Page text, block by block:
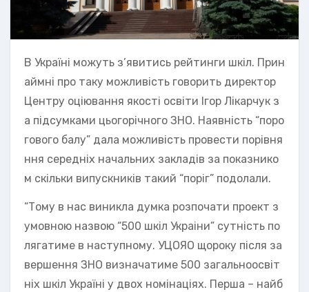
В Україні можуть з’явитись рейтинги шкіл. Прин
аймні про таку можливість говорить директор
Центру оціювання якості освіти Ігор Лікарчук з
а підсумками цьогорічного ЗНО. Наявність “поро
гового балу” дала можливість провести порівня
ння середніх начальних закладів за показнико
м скільки випускників такий “поріг” подолали.
“Тому в нас виникла думка розпочати проект з
умовною назвою “500 шкіл Украіни” сутність по
лягатиме в наступному. УЦОЯО щороку після за
вершення ЗНО визначатиме 500 загальноосвіт
ніх шкіл Україні у двох номінаціях. Перша – найб